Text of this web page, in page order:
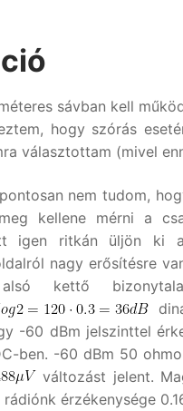
sávban kell
hogy szórás
választottam (mivel
nem tudom,
kellene mérni a
igen ritkán üljön ki
nagy erősítésre
kettő
-60 dBm jelszinttel
ben. -60 dBm 50
változást jelent.
rádiónk érzékenysége